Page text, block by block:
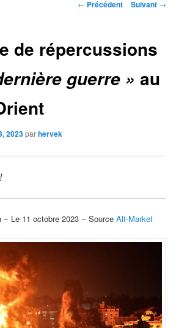
Navigation
← Précédent Suivant →
de répercussions
guerre » au
2023parhervek
− Le 11 octobre 2023 − SourceAlt-Market